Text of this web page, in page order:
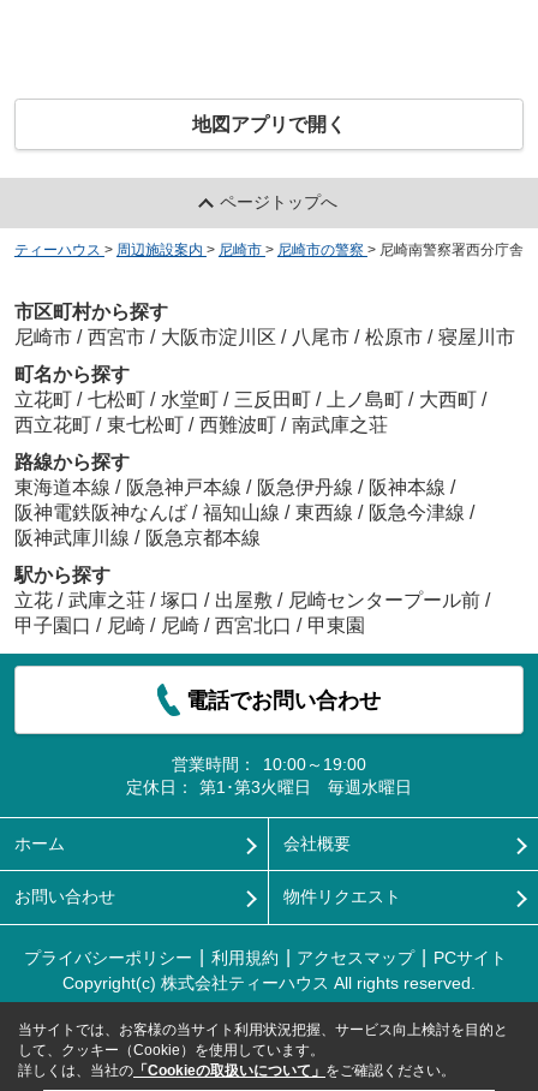
地図アプリで開く
ページトップへ
ティーハウス > 周辺施設案内 > 尼崎市 > 尼崎市の警察 > 尼崎南警察署西分庁舎
市区町村から探す
尼崎市 / 西宮市 / 大阪市淀川区 / 八尾市 / 松原市 / 寝屋川市
町名から探す
立花町 / 七松町 / 水堂町 / 三反田町 / 上ノ島町 / 大西町 /
西立花町 / 東七松町 / 西難波町 / 南武庫之荘
路線から探す
東海道本線 / 阪急神戸本線 / 阪急伊丹線 / 阪神本線 /
阪神電鉄阪神なんば / 福知山線 / 東西線 / 阪急今津線 /
阪神武庫川線 / 阪急京都本線
駅から探す
立花 / 武庫之荘 / 塚口 / 出屋敷 / 尼崎センタープール前 /
甲子園口 / 尼崎 / 尼崎 / 西宮北口 / 甲東園
電話でお問い合わせ
営業時間：
10:00～19:00
定休日：
第1･第3火曜日 毎週水曜日
ホーム 会社概要
お問い合わせ 物件リクエスト
プライバシーポリシー 利用規約 アクセスマップ
PCサイト
Copyright(c) 株式会社ティーハウス All rights reserved.
当サイトでは、お客様の当サイト利用状況把握、サービス向上検討を目的と
して、クッキー（Cookie）を使用しています。
詳しくは、当社の 「Cookieの取扱いについて」 をご確認ください。